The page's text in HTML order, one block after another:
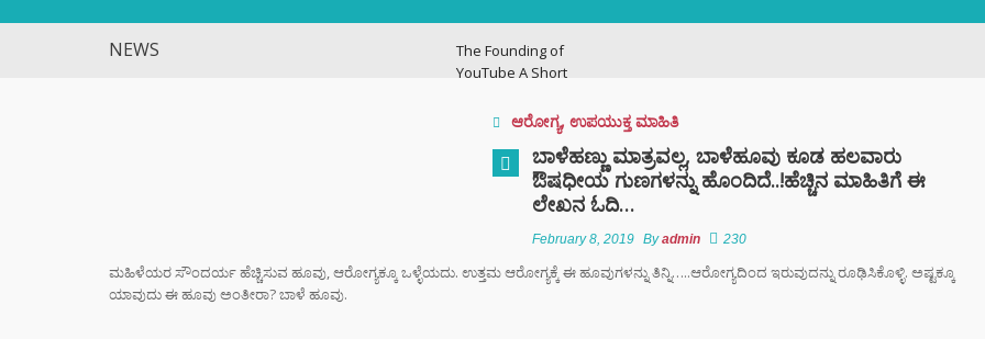
NEWS
The Founding of
YouTube A Short
ವಿಜಯನಗರದಲ್ಲಿ
ಭಿಕ್ಷಾಟನೆ ಜಾಲ: ಶಾಲೆ ರಜೆ
ಎಂದು ಮಕ್ಕಳನ್ನೇ ಭಿಕ್ಷೆಗೆ
ಇಳಿಸಿದ್ದ ತಾಯಂದಿರು
ಬ್ಯಾಕ್ ಟು ಬ್ಯಾಕ್ ಟ್ರೋಫಿ
ಆರೋಗ್ಯ, ಉಪಯುಕ್ತ ಮಾಹಿತಿ
ಬಾಳೆಹಣ್ಣು ಮಾತ್ರವಲ್ಲ, ಬಾಳೆಹೂವು ಕೂಡ ಹಲವಾರು
ಔಷಧೀಯ ಗುಣಗಳನ್ನು ಹೊಂದಿದೆ..!ಹೆಚ್ಚಿನ ಮಾಹಿತಿಗೆ ಈ
ಲೇಖನ ಓದಿ…
February 8, 2019 Byadmin 230
ಮಹಿಳೆಯರ ಸೌಂದರ್ಯ ಹೆಚ್ಚಿಸುವ ಹೂವು, ಆರೋಗ್ಯಕ್ಕೂ ಒಳ್ಳೆಯದು. ಉತ್ತಮ ಆರೋಗ್ಯಕ್ಕೆ ಈ ಹೂವುಗಳನ್ನು ತಿನ್ನಿ…..ಆರೋಗ್ಯದಿಂದ ಇರುವುದನ್ನು ರೂಢಿಸಿಕೊಳ್ಳಿ. ಅಷ್ಟಕ್ಕೂ
ಯಾವುದು ಈ ಹೂವು ಅಂತೀರಾ? ಬಾಳೆ ಹೂವು.